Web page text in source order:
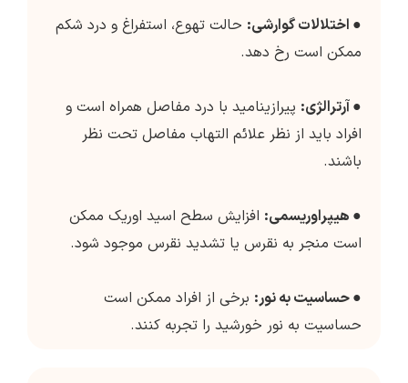
● اختلالات گوارشی: حالت تهوع، استفراغ و درد شکم
ممکن است رخ دهد.
●آرترالژی: پیرازینامید با درد مفاصل همراه است و
افراد باید از نظر علائم التهاب مفاصل تحت نظر
باشند.
● هیپراوریسمی: افزایش سطح اسید اوریک ممکن
است منجر به نقرس یا تشدید نقرس موجود شود.
●حساسیت به نور: برخی از افراد ممکن است
حساسیت به نور خورشید را تجربه کنند.